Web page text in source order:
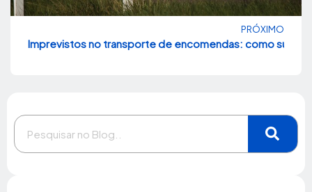
PRÓXIMO
Imprevistos no transporte de encomendas: como sua